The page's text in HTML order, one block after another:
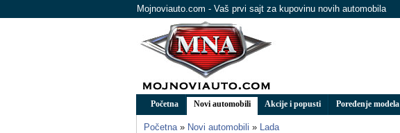
Mojnoviauto.com - Vaš prvi sajt za kupovinu novih automobila
Početna Novi automobili Akcije i popusti Poređenje modela
Početna » Novi automobili » Lada